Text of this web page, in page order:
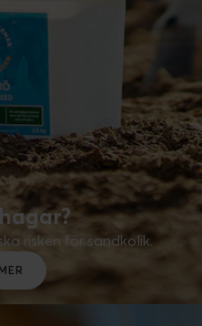
risken för sandkolik.